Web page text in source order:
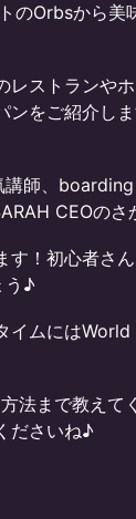
のOrbsから美
ストランや
ンをご紹介し
講師、
CEOのさ
す！初心者さ
う♪
イムには
法まで教えて
ださいね♪